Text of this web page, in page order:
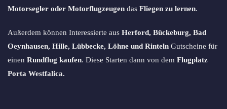
Motorsegler oder Motorflugzeugen das Fliegen zu lernen.
Außerdem können Interessierte aus Herford, Bückeburg, Bad
Oeynhausen, Hille, Lübbecke, Löhne und Rinteln Gutscheine für
einen Rundflug kaufen. Diese Starten dann von dem Flugplatz
Porta Westfalica.